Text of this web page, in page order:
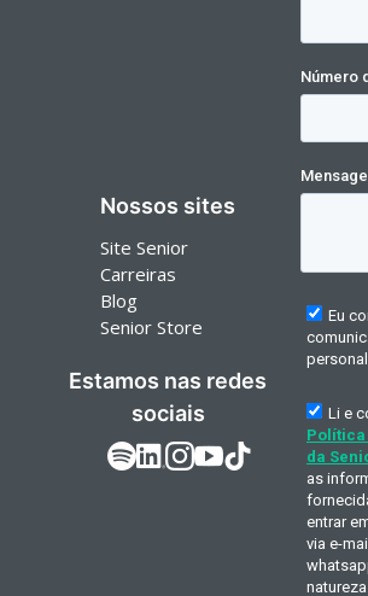
Nossos sites
Site Senior
Carreiras
Blog
Senior Store
Estamos nas redes
sociais